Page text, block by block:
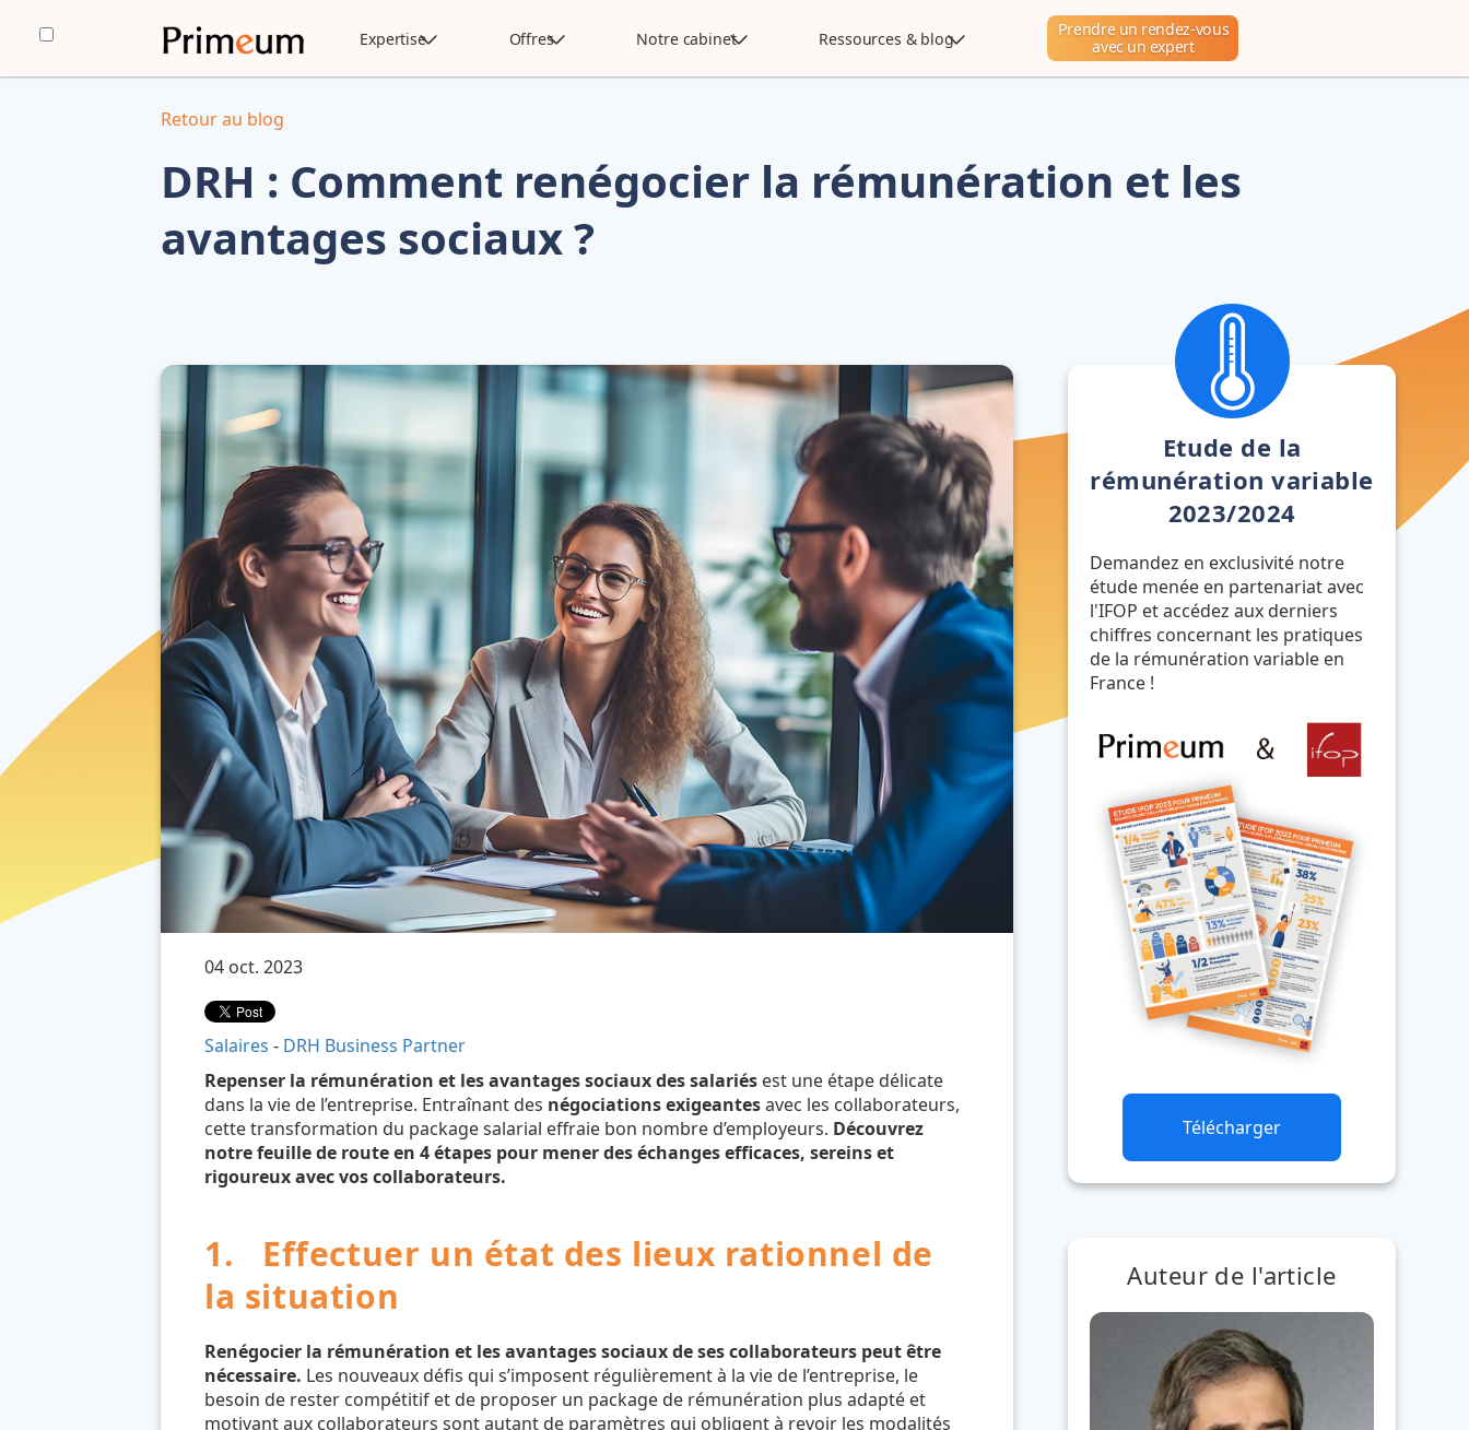
Expertise Offres Notre cabinet Ressources & blog
Prendre un rendez-vous
avec un expert
Retour au blog
DRH : Comment renégocier la rémunération et les
avantages sociaux ?
04 oct. 2023
Salaires - DRH Business Partner
Repenser la rémunération et les avantages sociaux des salariés est une étape délicate
dans la vie de l’entreprise. Entraînant des négociations exigeantesavec les collaborateurs,
cette transformation du package salarial effraie bon nombre d’employeurs. Découvrez
notre feuille de route en 4 étapes pour mener des échanges efficaces, sereins et
rigoureux avec vos collaborateurs.
1. Effectuer un état des lieux rationnel de
la situation
Renégocier la rémunération et les avantages sociaux de ses collaborateurs peut être
nécessaire. Les nouveaux défis qui s’imposent régulièrement à la vie de l’entreprise, le
besoin de rester compétitif et de proposer un package de rémunération plus adapté et
motivant aux collaborateurs sont autant de paramètres qui obligent à revoir les modalités
Etude de la
rémunération variable
2023/2024
Demandez en exclusivité notre
étude menée en partenariat avec
l'IFOP et accédez aux derniers
chiffres concernant les pratiques
de la rémunération variable en
France !
Télécharger
Auteur de l'article